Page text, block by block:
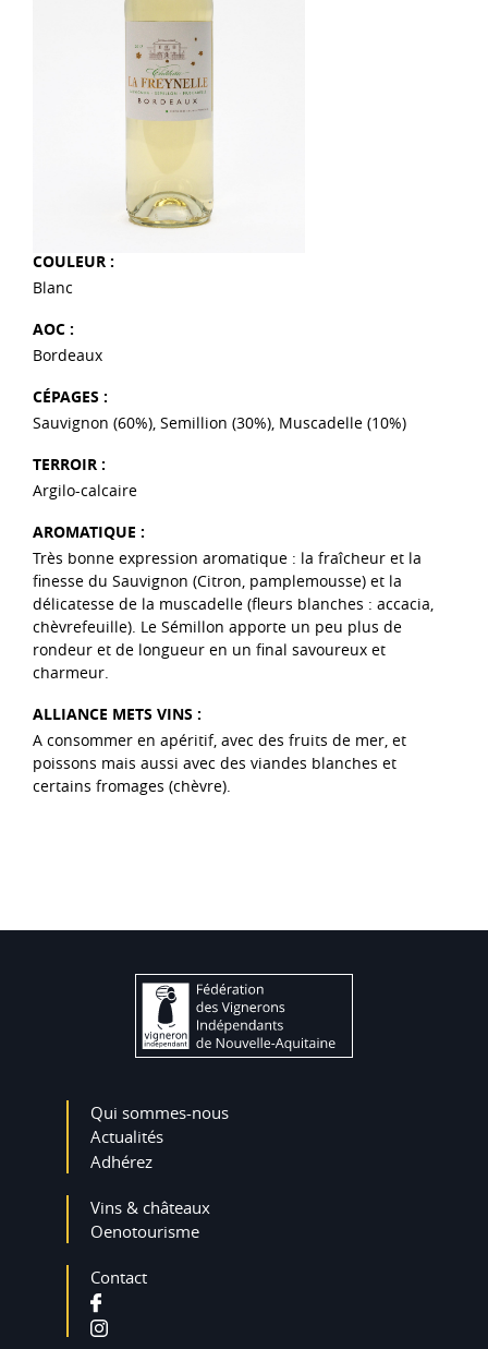
COULEUR :
Blanc
AOC :
Bordeaux
CÉPAGES :
Sauvignon (60%), Semillion (30%), Muscadelle (10%)
TERROIR :
Argilo-calcaire
AROMATIQUE :
Très bonne expression aromatique : la fraîcheur et la
finesse du Sauvignon (Citron, pamplemousse) et la
délicatesse de la muscadelle (fleurs blanches : accacia,
chèvrefeuille). Le Sémillon apporte un peu plus de
rondeur et de longueur en un final savoureux et
charmeur.
ALLIANCE METS VINS :
A consommer en apéritif, avec des fruits de mer, et
poissons mais aussi avec des viandes blanches et
certains fromages (chèvre).
Qui sommes-nous
Actualités
Adhérez
Vins & châteaux
Oenotourisme
Contact